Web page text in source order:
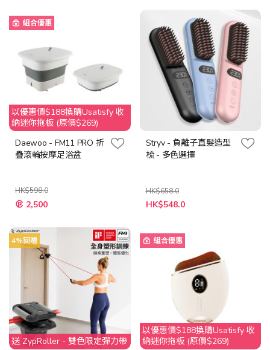
組合優惠
以優惠價$188換購Usatisfy 收
納迷你拖板 (原價$269)
Daewoo - FM11 PRO 折
疊滾輪按摩足浴盆
HK$598.0
特
殊
格
2,500
Stryv - 負離子直髮造型
梳 - 多色選擇
HK$658.0
HK$548.0
4%回贈
送 ZypRoller - 雙色限定彈力帶
組合優惠
以優惠價$188換購Usatisfy 收
納迷你拖板 (原價$269)